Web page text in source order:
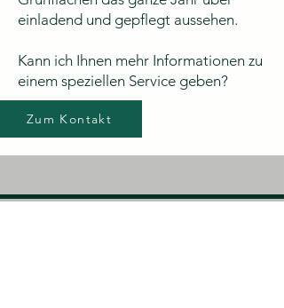
einladend und gepflegt aussehen.
Kann ich Ihnen mehr Informationen zu
einem speziellen Service geben?
Zum Kontakt